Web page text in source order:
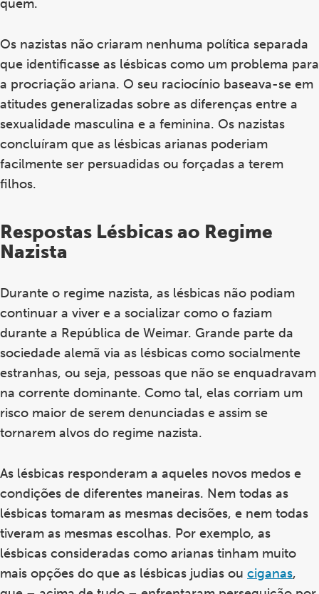
quem.
Os nazistas não criaram nenhuma política separada
que identificasse as lésbicas como um problema para
a procriação ariana. O seu raciocínio baseava-se em
atitudes generalizadas sobre as diferenças entre a
sexualidade masculina e a feminina. Os nazistas
concluíram que as lésbicas arianas poderiam
facilmente ser persuadidas ou forçadas a terem
filhos.
Respostas Lésbicas ao Regime
Nazista
Durante o regime nazista, as lésbicas não podiam
continuar a viver e a socializar como o faziam
durante a República de Weimar. Grande parte da
sociedade alemã via as lésbicas como socialmente
estranhas, ou seja, pessoas que não se enquadravam
na corrente dominante. Como tal, elas corriam um
risco maior de serem denunciadas e assim se
tornarem alvos do regime nazista.
As lésbicas responderam a aqueles novos medos e
condições de diferentes maneiras. Nem todas as
lésbicas tomaram as mesmas decisões, e nem todas
tiveram as mesmas escolhas. Por exemplo, as
lésbicas consideradas como arianas tinham muito
mais opções do que as lésbicas judias ou ciganas,